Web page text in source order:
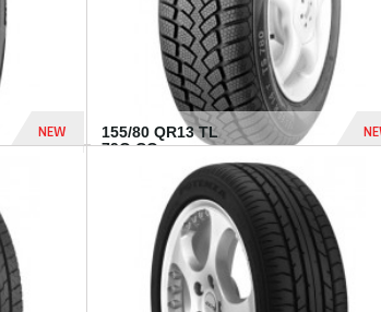
NEW
1 182 Dhs
155/80 QR13 TL
79Q CO...